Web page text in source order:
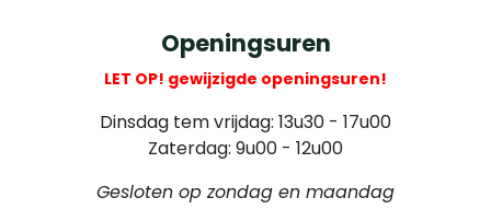
Openingsuren
LET OP! gewijzigde openingsuren!
Dinsdag tem vrijdag: 13u30 - 17u00
Zaterdag: 9u00 - 12u00
Gesloten op zondag en maandag